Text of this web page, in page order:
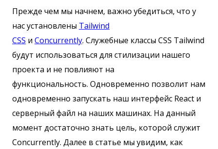
Прежде чем мы начнем, важно убедиться, что у
нас установлены Tailwind
CSS и Concurrently. Служебные классы CSS Tailwind
будут использоваться для стилизации нашего
проекта и не повлияют на
функциональность. Одновременно позволит нам
одновременно запускать наш интерфейс React и
серверный файл на наших машинах. На данный
момент достаточно знать цель, которой служит
Concurrently. Далее в статье мы увидим, как